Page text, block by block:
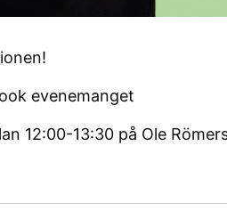
evenemanget
12:00-13:30 på Ole